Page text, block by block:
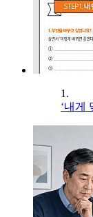
1.
‘내게